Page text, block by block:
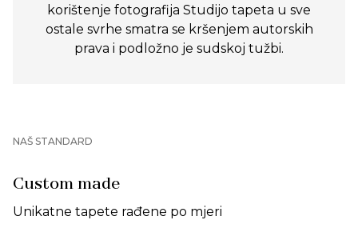
korištenje fotografija Studijo tapeta u sve
ostale svrhe smatra se kršenjem autorskih
prava i podložno je sudskoj tužbi.
NAŠ STANDARD
Custom made
Unikatne tapete rađene po mjeri